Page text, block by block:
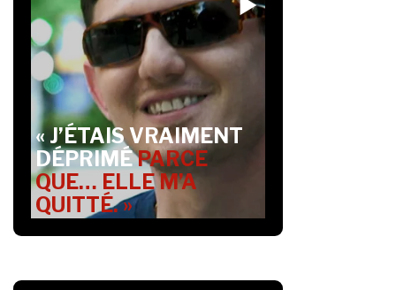
« J’ÉTAIS VRAIMENT
DÉPRIMÉPARCE
QUE… ELLE M’A
QUITTÉ. »